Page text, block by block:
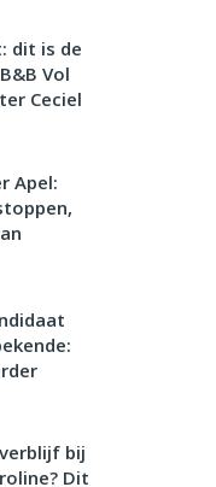
dit is de
Vol
Ceciel
Apel:
bij
Dit